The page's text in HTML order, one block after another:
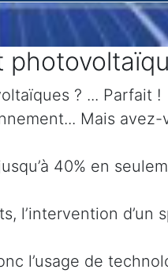
? ... Parfait !
Mais
40% en
l’intervention d’un
l’usage de